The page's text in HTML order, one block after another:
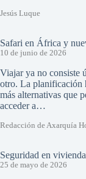
Jesús Luque
Safari en África y
10 de junio de 2026
Viajar ya no consiste
otro. La planificación
más alternativas que
acceder a…
Redacción de Axarquía
Seguridad en
25 de mayo de 2026